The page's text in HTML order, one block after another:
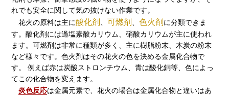
れでも安全に関して気の抜けない作業です。
花火の原料は主に酸化剤 、 可燃剤 、色火剤 に分類できま
す。酸化剤には過塩素酸カリウム、硝酸カリウムが主に使われ
ます。可燃剤は非常に種類が多く、主に樹脂粉末、木炭の粉末
など様々です。色火剤はその花火の色を決める金属化合物で
す。 例えば赤は炭酸ストロンチウム、青は酸化銅等、色によっ
てこの化合物を変えます。
炎色反応は金属元素で、花火の場合は金属化合物と違いはあ